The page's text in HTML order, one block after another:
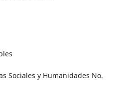
Sociales y Humanidades No.